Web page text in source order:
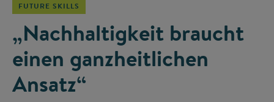
FUTURE SKILLS
„Nachhaltigkeit braucht
einen ganzheitlichen
Ansatz“